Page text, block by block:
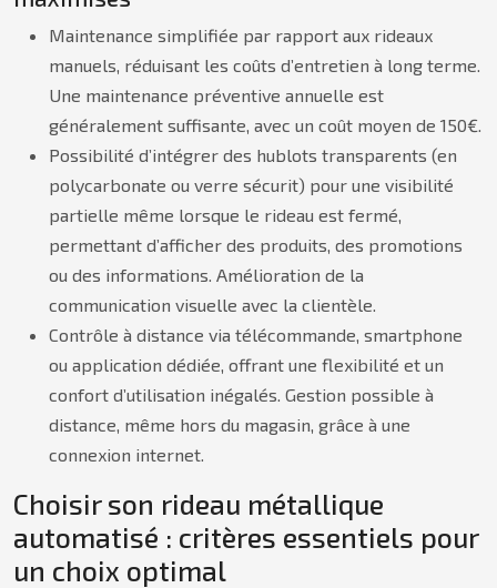
Maintenance simplifiée par rapport aux rideaux
manuels, réduisant les coûts d’entretien à long terme.
Une maintenance préventive annuelle est
généralement suffisante, avec un coût moyen de 150€.
Possibilité d’intégrer des hublots transparents (en
polycarbonate ou verre sécurit) pour une visibilité
partielle même lorsque le rideau est fermé,
permettant d’afficher des produits, des promotions
ou des informations. Amélioration de la
communication visuelle avec la clientèle.
Contrôle à distance via télécommande, smartphone
ou application dédiée, offrant une flexibilité et un
confort d’utilisation inégalés. Gestion possible à
distance, même hors du magasin, grâce à une
connexion internet.
Choisir son rideau métallique
automatisé : critères essentiels pour
un choix optimal